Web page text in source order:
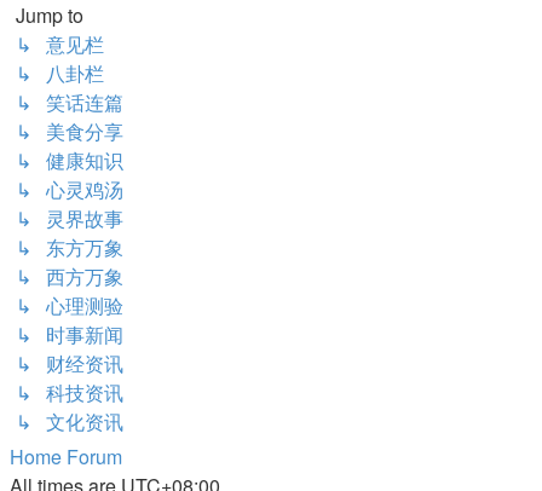
Jump to
↳ 意见栏
↳ 八卦栏
↳ 笑话连篇
↳ 美食分享
↳ 健康知识
↳ 心灵鸡汤
↳ 灵界故事
↳ 东方万象
↳ 西方万象
↳ 心理测验
↳ 时事新闻
↳ 财经资讯
↳ 科技资讯
↳ 文化资讯
Home Forum